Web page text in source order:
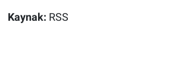
Kaynak: RSS